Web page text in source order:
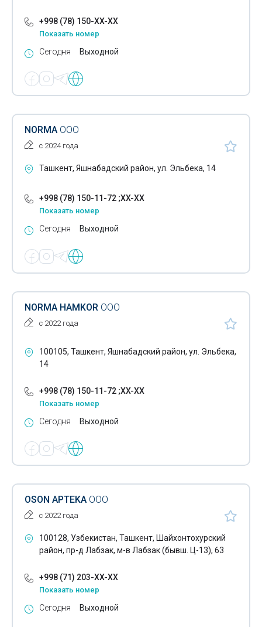
+998 (78) 150-XX-XX
Показать номер
Сегодня Выходной
NORMA ООО
с 2024 года
Ташкент, Яшнабадский район, ул. Эльбека, 14
+998 (78) 150-11-72 ;XX-XX
Показать номер
Сегодня Выходной
NORMA HAMKOR ООО
с 2022 года
100105, Ташкент, Яшнабадский район, ул. Эльбека,
14
+998 (78) 150-11-72 ;XX-XX
Показать номер
Сегодня Выходной
OSON APTEKA ООО
с 2022 года
100128, Узбекистан, Ташкент, Шайхонтохурский
район, пр-д Лабзак, м-в Лабзак (бывш. Ц-13), 63
+998 (71) 203-XX-XX
Показать номер
Сегодня Выходной